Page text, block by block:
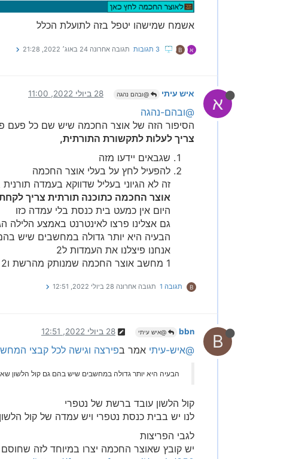
אשמח שמישהו יטפל בזה לתועלת הכלל
א B 3 תגובות תגובה אחרונה 24 באוג׳ 2022, 21:28
א איש עיתי @ובהם נהגה 28 ביולי 2022, 11:00
@ובהם-נהגה
הסיפור הזה של אוצר החכמה שיש שם כל פעם
צריך לעלות לתקשורת התורתית,
שגבאים יידעו מזה
להפעיל לחץ על בעלי אוצר החכמה
זה לא הגיוני בעליל שדווקא בעמדה
אוצר החכמה כתוכנה תורתית צריך
היום אין כמעט בית כנסת בלי עמדה כזו
גם אצלינו פרצו לאינטרנט באמצע הלילה
הבעיה היא יותר גדולה במחשבים שיש
אנחנו פיצלנו את העמדות ל2
1 מחשב אוצר החכמה שמנותק מהרשת ו2 רק קול הלשון
B תגובה 1 תגובה אחרונה 28 ביולי 2022, 12:51
B
bbn @איש עיתי 28 ביולי 2022, 12:51
@איש-עיתי אמר בפירצה וגישה לכל קבצי
הבעיה היא יותר גדולה במחשבים שיש בהם גם קול הלשון
קול הלשון עובד ברשת של נטפרי
לנו יש בבית כנסת נטפרי ויש עמדה של קול
לגבי הפריצות
יש קובץ שאוצר החכמה יצרו במיוחד לזה